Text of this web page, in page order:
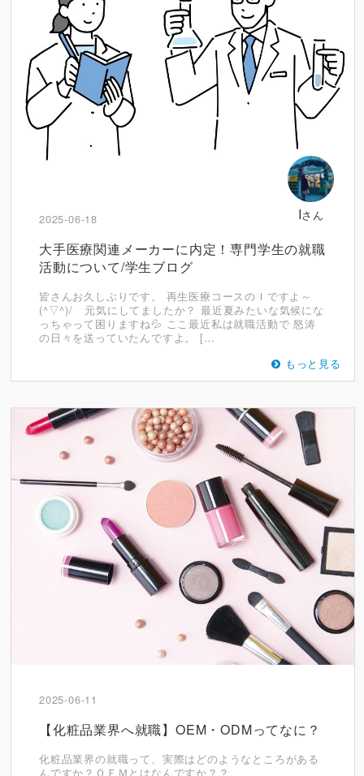
Iさん
2025-06-18
大手医療関連メーカーに内定！専門学生の就職
活動について/学生ブログ
皆さんお久しぶりです。 再生医療コースのＩですよ～
(^▽^)/ 元気にしてましたか？ 最近夏みたいな気候にな
っちゃって困りますね💦 ここ最近私は就職活動で 怒涛
の日々を送っていたんですよ。 […
もっと見る
2025-06-11
【化粧品業界へ就職】OEM・ODMってなに？
化粧品業界の就職って、実際はどのようなところがある
んですか？ＯＥＭとはなんですか？？